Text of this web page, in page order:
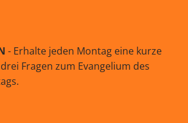
- Erhalte jeden Montag eine kurze
Fragen zum Evangelium des